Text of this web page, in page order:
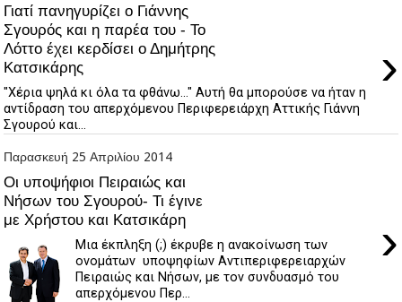
Γιατί πανηγυρίζει ο Γιάννης
Σγουρός και η παρέα του - Το
Λόττο έχει κερδίσει ο Δημήτρης
Κατσικάρης
›
"Χέρια ψηλά κι όλα τα φθάνω..." Αυτή θα μπορούσε να ήταν η
αντίδραση του απερχόμενου Περιφερειάρχη Αττικής Γιάννη
Σγουρού και...
Παρασκευή 25 Απριλίου 2014
Οι υποψήφιοι Πειραιώς και
Νήσων του Σγουρού- Τι έγινε
με Χρήστου και Κατσικάρη
›
Μια έκπληξη (;) έκρυβε η ανακοίνωση των
ονομάτων υποψηφίων Αντιπεριφερειαρχών
Πειραιώς και Νήσων, με τον συνδυασμό του
απερχόμενου Περ...